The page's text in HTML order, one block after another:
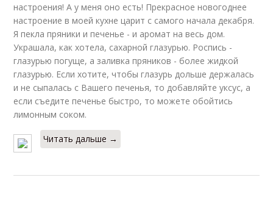
настроения! А у меня оно есть! Прекрасное новогоднее
настроение в моей кухне царит с самого начала декабря.
Я пекла пряники и печенье - и аромат на весь дом.
Украшала, как хотела, сахарной глазурью. Роспись -
глазурью погуще, а заливка пряников - более жидкой
глазурью. Если хотите, чтобы глазурь дольше держалась
и не сыпалась с Вашего печенья, то добавляйте уксус, а
если съедите печенье быстро, то можете обойтись
лимонным соком.
Читать дальше →